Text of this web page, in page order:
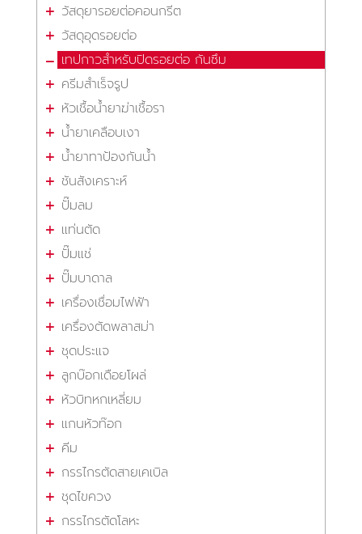
วัสดุยารอยต่อคอนกรีต
วัสดุอุดรอยต่อ
เทปกาวสำหรับปิดรอยต่อ กันซึม
ครีมสำเร็จรูป
หัวเชื้อน้ำยาฆ่าเชื้อรา
น้ำยาเคลือบเงา
น้ำยาทาป้องกันน้ำ
ชันสังเคราะห์
ปั๊มลม
แท่นตัด
ปั๊มแช่
ปั๊มบาดาล
เครื่องเชื่อมไฟฟ้า
เครื่องตัดพลาสม่า
ชุดประแจ
ลูกบ๊อกเดือยโผล่
หัวบิทหกเหลี่ยม
แกนหัวท๊อก
คีม
กรรไกรตัดสายเคเบิล
ชุดไขควง
กรรไกรตัดโลหะ